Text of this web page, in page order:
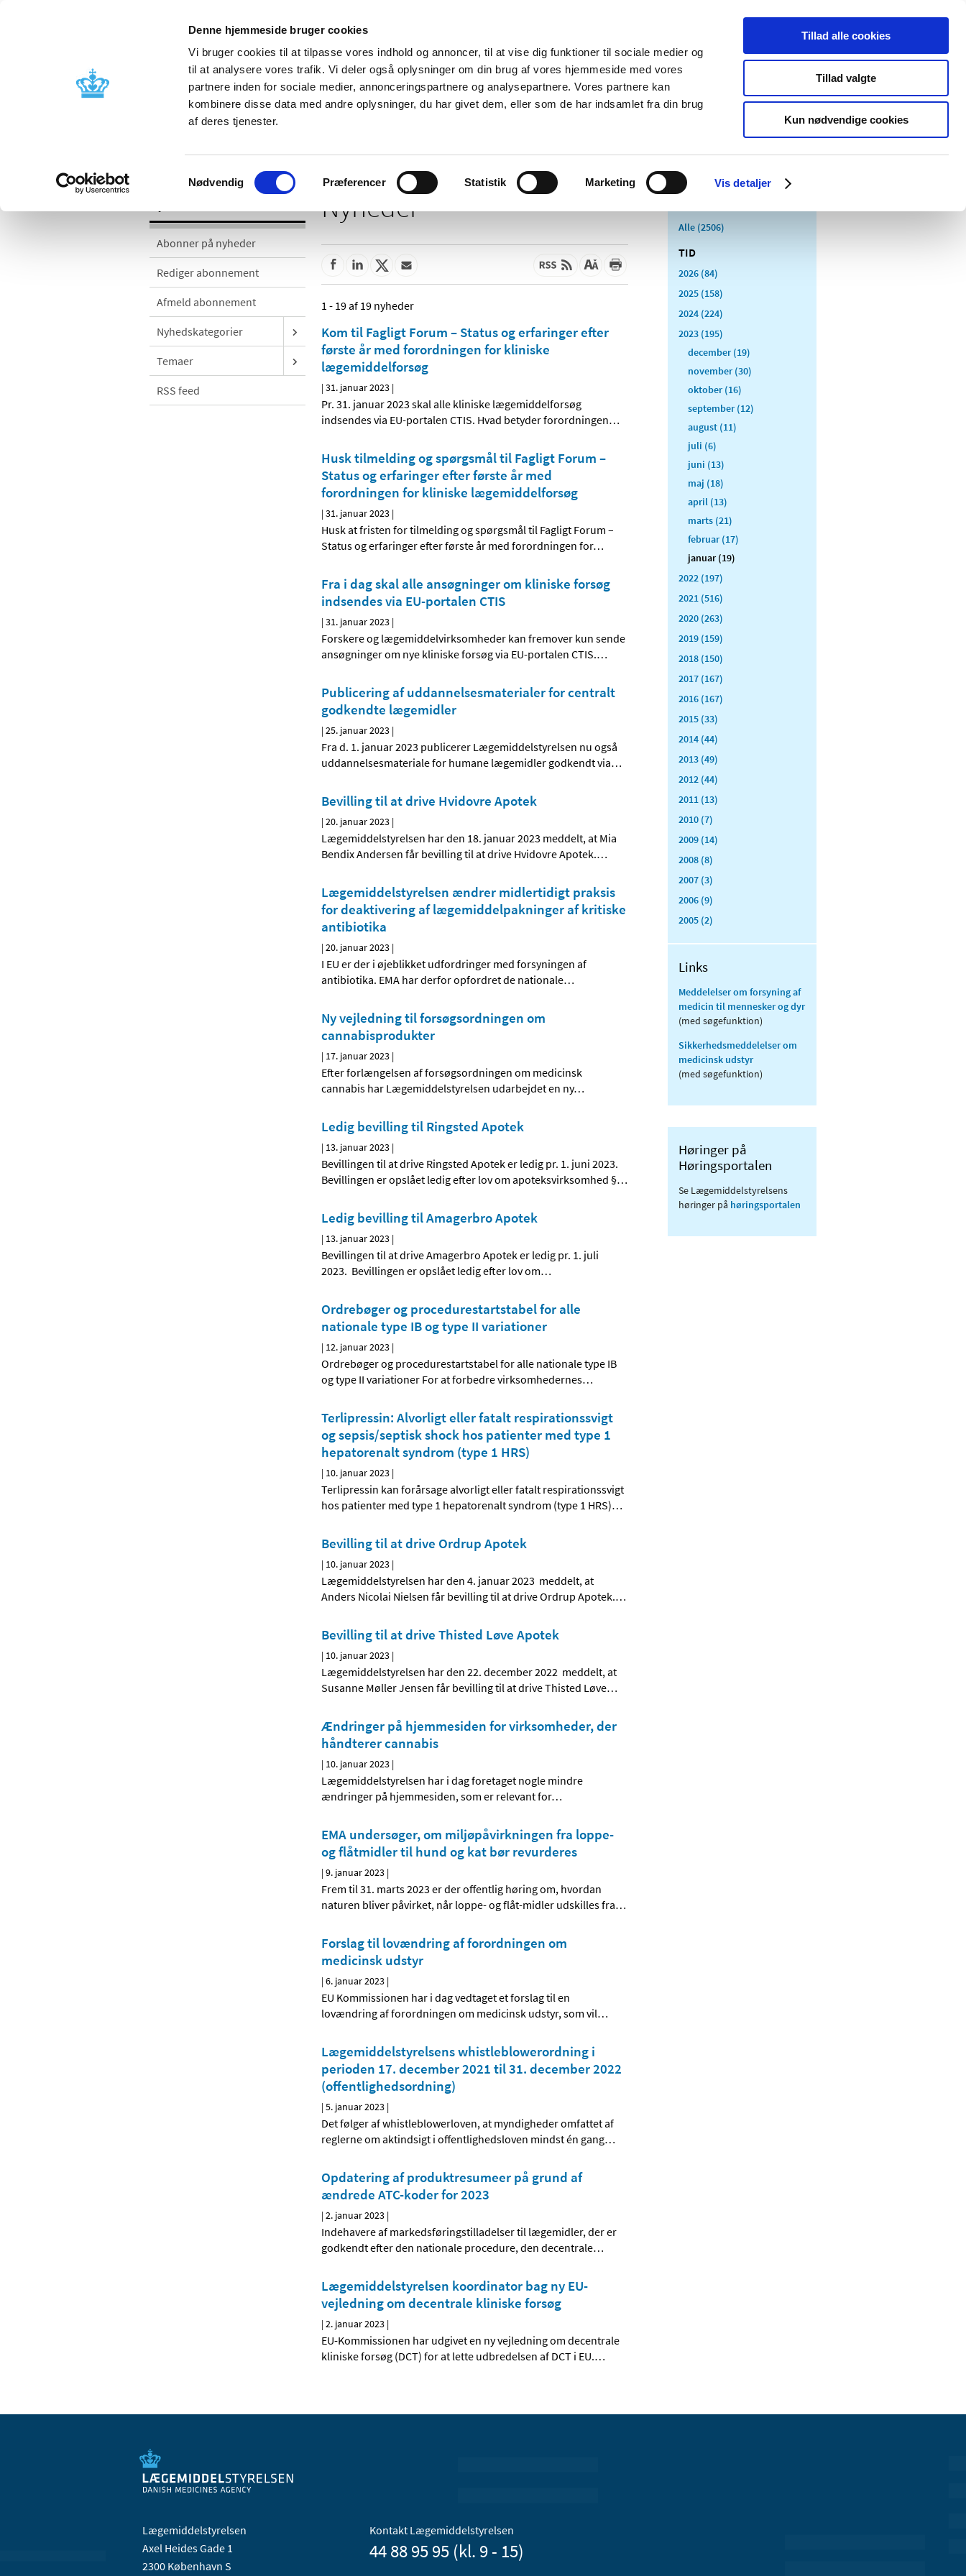
Denne hjemmeside bruger cookies
Vi bruger cookies til at tilpasse vores indhold og annoncer, til at vise dig funktioner til sociale medier og
til at analysere vores trafik. Vi deler også oplysninger om din brug af vores hjemmeside med vores
partnere inden for sociale medier, annonceringspartnere og analysepartnere. Vores partnere kan
kombinere disse data med andre oplysninger, du har givet dem, eller som de har indsamlet fra din brug
af deres tjenester.
Samtykkevalg
Nødvendig Præferencer Statistik Marketing Vis detaljer
Tillad alle cookies
Tillad valgte
Kun nødvendige cookies
Nyheder Om os Kontakt Udgivelser
Godkendelse og
Bivirkninger og
produktinformation
Tilskud og
Apoteker og salg af
Medicinsk
Særlige
produktområder
Abonner på nyheder
Rediger abonnement
Afmeld abonnement
Nyhedskategorier
Temaer
RSS feed
Nyheder
1 - 19 af 19 nyheder
Kom til Fagligt Forum – Status og erfaringer efter
første år med forordningen for kliniske
lægemiddelforsøg
|31. januar 2023 |
Pr. 31. januar 2023 skal alle kliniske lægemiddelforsøg
indsendes via EU-portalen CTIS. Hvad betyder forordningen…
Husk tilmelding og spørgsmål til Fagligt Forum –
Status og erfaringer efter første år med
forordningen for kliniske lægemiddelforsøg
|31. januar 2023 |
Husk at fristen for tilmelding og spørgsmål til Fagligt Forum –
Status og erfaringer efter første år med forordningen for…
Fra i dag skal alle ansøgninger om kliniske forsøg
indsendes via EU-portalen CTIS
|31. januar 2023 |
Forskere og lægemiddelvirksomheder kan fremover kun sende
ansøgninger om nye kliniske forsøg via EU-portalen CTIS.…
Publicering af uddannelsesmaterialer for centralt
godkendte lægemidler
|25. januar 2023 |
Fra d. 1. januar 2023 publicerer Lægemiddelstyrelsen nu også
uddannelsesmateriale for humane lægemidler godkendt via…
Bevilling til at drive Hvidovre Apotek
|20. januar 2023 |
Lægemiddelstyrelsen har den 18. januar 2023 meddelt, at Mia
Bendix Andersen får bevilling til at drive Hvidovre Apotek.…
Lægemiddelstyrelsen ændrer midlertidigt praksis
for deaktivering af lægemiddelpakninger af kritiske
antibiotika
|20. januar 2023 |
I EU er der i øjeblikket udfordringer med forsyningen af
antibiotika. EMA har derfor opfordret de nationale…
Ny vejledning til forsøgsordningen om
cannabisprodukter
| 17. januar 2023 |
Efter forlængelsen af forsøgsordningen om medicinsk
cannabis har Lægemiddelstyrelsen udarbejdet en ny…
Ledig bevilling til Ringsted Apotek
| 13. januar 2023 |
Bevillingen til at drive Ringsted Apotek er ledig pr. 1. juni 2023.
Bevillingen er opslået ledig efter lov om apoteksvirksomhed §…
Ledig bevilling til Amagerbro Apotek
| 13. januar 2023 |
Bevillingen til at drive Amagerbro Apotek er ledig pr. 1. juli
2023. Bevillingen er opslået ledig efter lov om…
Ordrebøger og procedurestartstabel for alle
nationale type IB og type II variationer
| 12. januar 2023 |
Ordrebøger og procedurestartstabel for alle nationale type IB
og type II variationer For at forbedre virksomhedernes…
Terlipressin: Alvorligt eller fatalt respirationssvigt
og sepsis/septisk shock hos patienter med type 1
hepatorenalt syndrom (type 1 HRS)
| 10. januar 2023 |
Terlipressin kan forårsage alvorligt eller fatalt respirationssvigt
hos patienter med type 1 hepatorenalt syndrom (type 1 HRS)…
Bevilling til at drive Ordrup Apotek
| 10. januar 2023 |
Lægemiddelstyrelsen har den 4. januar 2023 meddelt, at
Anders Nicolai Nielsen får bevilling til at drive Ordrup Apotek.…
Bevilling til at drive Thisted Løve Apotek
| 10. januar 2023 |
Lægemiddelstyrelsen har den 22. december 2022 meddelt, at
Susanne Møller Jensen får bevilling til at drive Thisted Løve…
Ændringer på hjemmesiden for virksomheder, der
håndterer cannabis
| 10. januar 2023 |
Lægemiddelstyrelsen har i dag foretaget nogle mindre
ændringer på hjemmesiden, som er relevant for…
EMA undersøger, om miljøpåvirkningen fra loppe-
og flåtmidler til hund og kat bør revurderes
|9. januar 2023 |
Frem til 31. marts 2023 er der offentlig høring om, hvordan
naturen bliver påvirket, når loppe- og flåt-midler udskilles fra…
Forslag til lovændring af forordningen om
medicinsk udstyr
|6. januar 2023 |
EU Kommissionen har i dag vedtaget et forslag til en
lovændring af forordningen om medicinsk udstyr, som vil…
Lægemiddelstyrelsens whistleblowerordning i
perioden 17. december 2021 til 31. december 2022
(offentlighedsordning)
|5. januar 2023 |
Det følger af whistleblowerloven, at myndigheder omfattet af
reglerne om aktindsigt i offentlighedsloven mindst én gang…
Opdatering af produktresumeer på grund af
ændrede ATC-koder for 2023
|2. januar 2023 |
Indehavere af markedsføringstilladelser til lægemidler, der er
godkendt efter den nationale procedure, den decentrale…
Lægemiddelstyrelsen koordinator bag ny EU-
vejledning om decentrale kliniske forsøg
|2. januar 2023 |
EU-Kommissionen har udgivet en ny vejledning om decentrale
kliniske forsøg (DCT) for at lette udbredelsen af DCT i EU.…
Alle (2506)
TID
2026 (84)
2025 (158)
2024 (224)
2023 (195)
december (19)
november (30)
oktober (16)
september (12)
august (11)
juli (6)
juni (13)
maj (18)
april (13)
marts (21)
februar (17)
januar (19)
2022 (197)
2021 (516)
2020 (263)
2019 (159)
2018 (150)
2017 (167)
2016 (167)
2015 (33)
2014 (44)
2013 (49)
2012 (44)
2011 (13)
2010 (7)
2009 (14)
2008 (8)
2007 (3)
2006 (9)
2005 (2)
Links
Meddelelser om forsyning af
medicin til mennesker og dyr
(med søgefunktion)
Sikkerhedsmeddelelser om
medicinsk udstyr
(med søgefunktion)
Høringer på
Høringsportalen
Se Lægemiddelstyrelsens
høringer på høringsportalen
Lægemiddelstyrelsen
Axel Heides Gade 1
2300 København S
Kontakt Lægemiddelstyrelsen
44 88 95 95 (kl. 9 - 15)